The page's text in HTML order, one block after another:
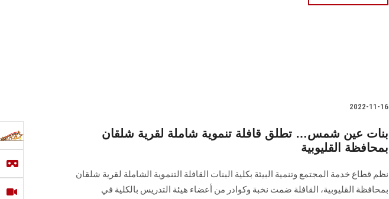
2022-11-16
بنات عين شمس… تطلق قافلة تنموية شاملة لقرية شلقان
بمحافظة القليوبية
نظم قطاع خدمة المجتمع وتنمية البيئة بكلية البنات القافلة التنموية الشاملة لقرية شلقان
بمحافظة القليوبية، القافلة ضمت نخبة وكوادر من أعضاء هيئة التدريس بالكلية في